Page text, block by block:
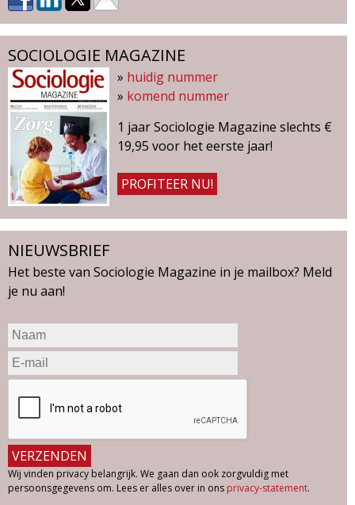
'
s
SOCIOLOGIE MAGAZINE
» huidig nummer
» komend nummer
1 jaar Sociologie Magazine slechts €
19,95 voor het eerste jaar!
PROFITEER NU!
NIEUWSBRIEF
Het beste van Sociologie Magazine in je mailbox? Meld
je nu aan!
Wij vinden privacy belangrijk. We gaan dan ook zorgvuldig met
persoonsgegevens om. Lees er alles over in ons privacy-statement.